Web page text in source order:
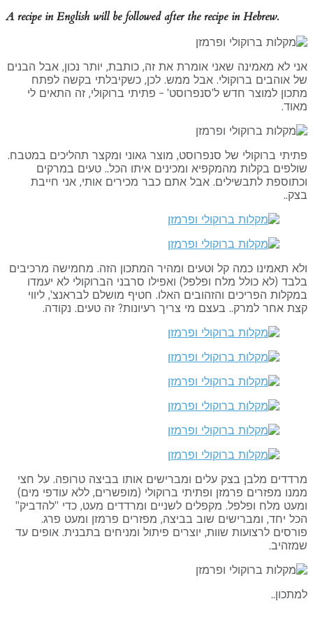
A recipe in English will be followed after the recipe in Hebrew
לא מאמינה שאני אומרת את זה, כותבת, יותר נכון, אבל הבנים
אוהבים ברוקולי. אבל ממש. לכן, כשקיבלתי בקשה לפתח
למוצר חדש ל'סנפרוסט' – פתיתי ברוקולי, זה התאים לי
ברוקולי של סנפרוסט, מוצר גאוני ומקצר תהליכים במטבח.
בקלות מהמקפיא ומכינים איתו הכל.. טעים במרקים
לתבשילים. אבל אתם כבר מכירים אותי, אני חייבת
תאמינו כמה קל וטעים ומהיר המתכון הזה. מחמישה מרכיבים
(לא כולל מלח ופלפל) ואפילו סרבני הברוקולי לא יעמדו
הפריכים והזהובים האלו. חטיף מושלם לבראנצ', ליווי
אחר למרק.. בעצם מי צריך רעיונות? זה טעים. נקודה.
מלבן בצק עלים ומברישים אותו בביצה טרופה. על חצי
מפזרים פרמזן ופתיתי ברוקולי (מופשרים, ללא עודפי מים)
מלח ופלפל. מקפלים לשניים ומרדדים מעט, כדי "להדביק"
יחד, ומברישים שוב בביצה, מפזרים פרמזן ומעט פרג.
לרצועות שוות, יוצרים פיתול ומניחים בתבנית. אופים עד